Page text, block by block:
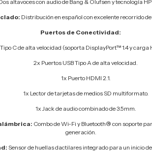
altavoces con audio de Bang & Olufsen y tecnología
Distribución en español con excelente recorrido
Puertos de Conectividad:
C de alta velocidad (soporta DisplayPort™ 1.4 y carga
2x Puertos USB Tipo A de alta velocidad.
1x Puerto HDMI 2.1.
1x Lector de tarjetas de medios SD multiformato.
1x Jack de audio combinado de 3.5mm.
Combo de Wi-Fi y Bluetooth® con soporte
generación.
Sensor de huellas dactilares integrado para un inicio